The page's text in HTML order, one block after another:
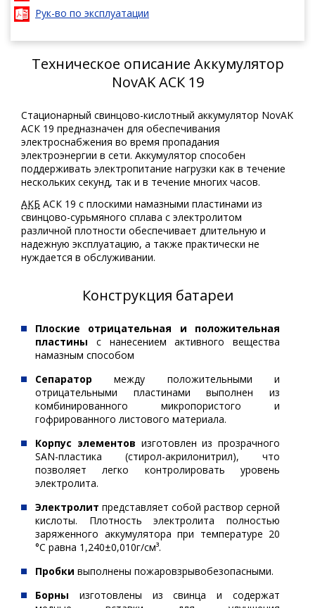
Рук-во по эксплуатации
Техническое описание Аккумулятор
NovAK АСК 19
Стационарный свинцово-кислотный аккумулятор NovAK
АСК 19 предназначен для обеспечивания
электроснабжения во время пропадания
электроэнергии в сети. Аккумулятор способен
поддерживать электропитание нагрузки как в течение
нескольких секунд, так и в течение многих часов.
АКБ АСК 19 с плоскими намазными пластинами из
свинцово-сурьмяного сплава с электролитом
различной плотности обеспечивает длительную и
надежную эксплуатацию, а также практически не
нуждается в обслуживании.
Конструкция батареи
Плоские отрицательная и положительная
пластины с нанесением активного вещества
намазным способом
Сепаратормежду положительными и
отрицательными пластинами выполнен из
комбинированного микропористого и
гофрированного листового материала.
Корпус элементов изготовлен из прозрачного
SAN-пластика (стирол-акрилонитрил), что
позволяет легко контролировать уровень
электролита.
Электролит представляет собой раствор серной
кислоты. Плотность электролита полностью
заряженного аккумулятора при температуре 20
°С равна 1,240±0,010г/см³.
Пробки выполнены пожаровзрывобезопасными.
Борны изготовлены из свинца и содержат